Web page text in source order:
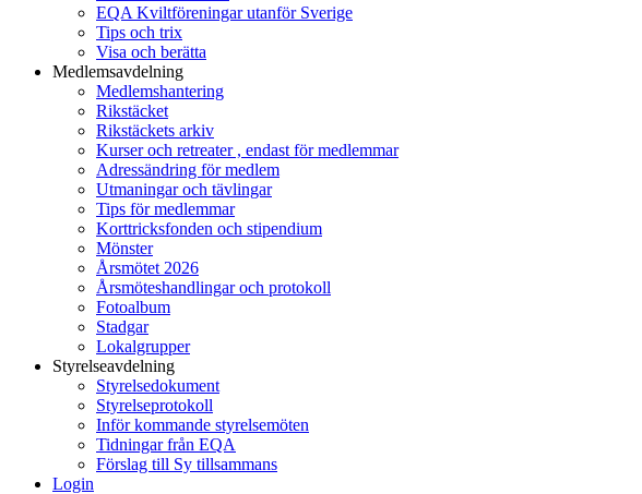
EQA Kviltföreningar utanför Sverige
Tips och trix
Visa och berätta
Medlemsavdelning
Medlemshantering
Rikstäcket
Rikstäckets arkiv
Kurser och retreater , endast för medlemmar
Adressändring för medlem
Utmaningar och tävlingar
Tips för medlemmar
Korttricksfonden och stipendium
Mönster
Årsmötet 2026
Årsmöteshandlingar och protokoll
Fotoalbum
Stadgar
Lokalgrupper
Styrelseavdelning
Styrelsedokument
Styrelseprotokoll
Inför kommande styrelsemöten
Tidningar från EQA
Förslag till Sy tillsammans
Login